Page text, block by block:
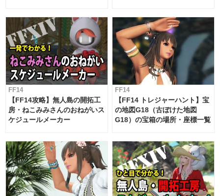
FF14
【FF14攻略】無人島の開拓工
房・ねこみみさんのおねがいス
ケジュールメーカー
FF14
【FF14 トレジャーハント】宝
の地図G18（古ぼけた地図
G18）の宝箱の場所・座標一覧